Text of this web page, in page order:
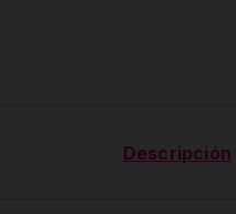
Descripción